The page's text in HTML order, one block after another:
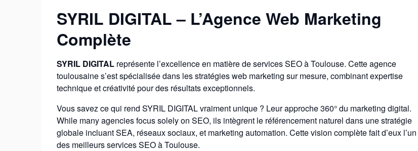
SYRIL DIGITAL – L’Agence Web Marketing
Complète
SYRIL DIGITAL représente l’excellence en matière de services SEO à Toulouse. Cette agence
toulousaine s’est spécialisée dans les stratégies web marketing sur mesure, combinant expertise
technique et créativité pour des résultats exceptionnels.
Vous savez ce qui rend SYRIL DIGITAL vraiment unique ? Leur approche 360° du marketing digital.
While many agencies focus solely on SEO, ils intègrent le référencement naturel dans une stratégie
globale incluant SEA, réseaux sociaux, et marketing automation. Cette vision complète fait d’eux l’un
des meilleurs services SEO à Toulouse.